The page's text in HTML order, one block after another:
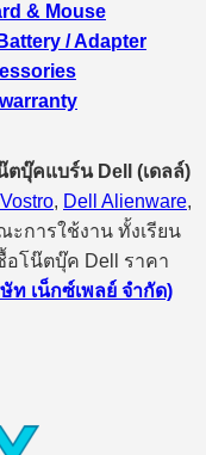
& Mouse
/ Adapter
บุ๊คแบร์น Dell (เดลล์)
, Dell Alienware,
การใช้งาน ทั้งเรียน
อโน๊ตบุ๊ค Dell ราคา
ท เน็กซ์เพลย์ จำกัด)